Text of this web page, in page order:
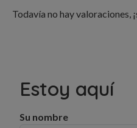
Todavía no hay valoraciones,
Estoy aquí
Su nombre